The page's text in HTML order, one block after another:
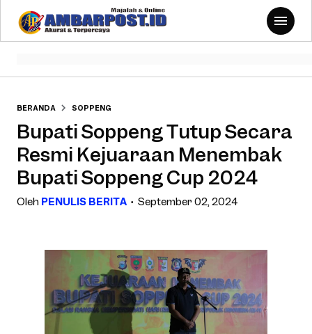
BERANDA SOPPENG
Bupati Soppeng Tutup Secara
Resmi Kejuaraan Menembak
Bupati Soppeng Cup 2024
Oleh PENULIS BERITA September 02, 2024